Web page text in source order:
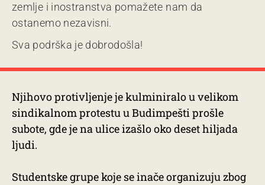
zemlje i inostranstva pomažete nam da
ostanemo nezavisni.
Sva podrška je dobrodošla!
Njihovo protivljenje je kulminiralo u velikom
sindikalnom protestu u Budimpešti prošle
subote, gde je na ulice izašlo oko deset hiljada
ljudi.
Studentske grupe koje se inače organizuju zbog